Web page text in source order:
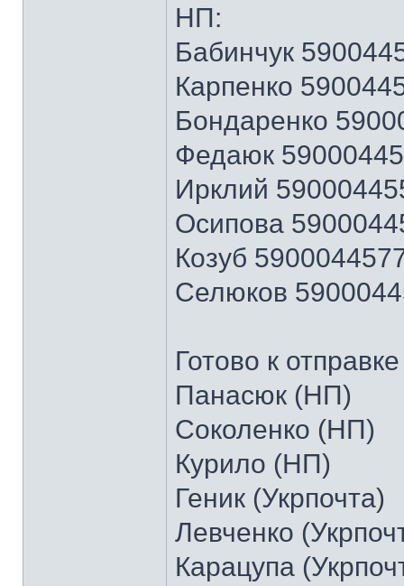
НП:
Бабинчук
Карпенко
Бондаренко
Федаюк
Ирклий
Осипова
Козуб
Селюков
Готово к
Панасюк (НП)
Соколенко (НП)
Курило (НП)
Геник (Укрпочта)
Левченко
Карацупа